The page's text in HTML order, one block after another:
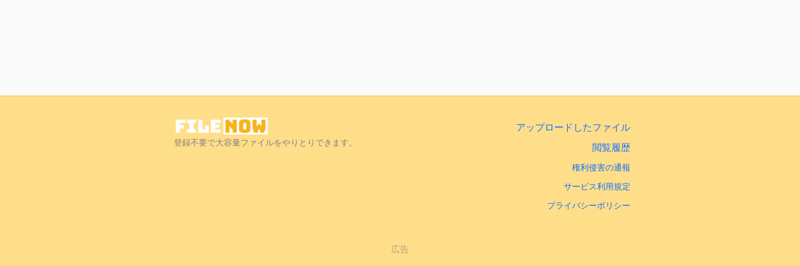
登録不要で大容量ファイルをやりとりできます。
アップロードしたファイル
閲覧履歴
権利侵害の通報
サービス利用規定
プライバシーポリシー
広告